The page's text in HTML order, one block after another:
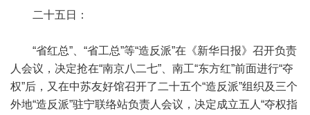
二十五日：
“省红总”、“省工总”等“造反派”在《新华日报》召开负责
人会议，决定抢在“南京八二七”、南工“东方红”前面进行“夺
权”后，又在中苏友好馆召开了二十五个“造反派”组织及三个
外地“造反派”驻宁联络站负责人会议，决定成立五人“夺权指